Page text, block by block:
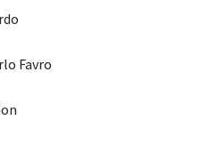
Favro